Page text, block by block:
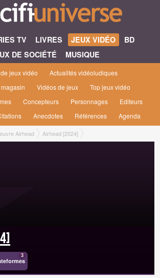
TV LIVRES JEUX VIDÉO
BD
DE SOCIÉTÉ
MUSIQUE
jeux vidéo
Actualités vidéoludiques
Vidéos de jeux
Top jeux vidéo
Concepteurs Personnages
Editeurs
Anecdotes Références Agenda
Airhead Airhead [2024]
3